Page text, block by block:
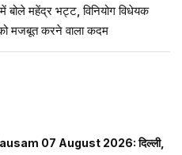
महेंद्र भट्ट, विनियोग विधेयक
मजबूत करने वाला कदम
07 August 2026: दिल्ली,